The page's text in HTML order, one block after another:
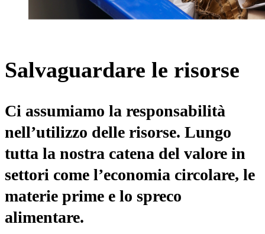
Salvaguardare le risorse
Ci assumiamo la responsabilità
nell’utilizzo delle risorse. Lungo
tutta la nostra catena del valore in
settori come l’economia circolare, le
materie prime e lo spreco
alimentare.